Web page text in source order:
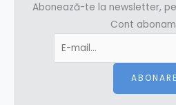
Abonează-te la newsletter,
Cont
ABONARE